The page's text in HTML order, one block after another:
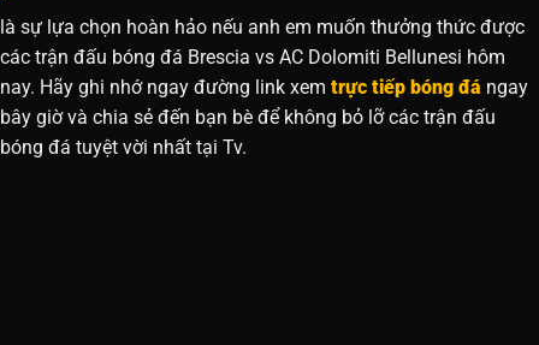
là sự lựa chọn hoàn hảo nếu anh em muốn thưởng thức được
các trận đấu bóng đá Brescia vs AC Dolomiti Bellunesi hôm
nay. Hãy ghi nhớ ngay đường link xem trực tiếp bóng đá ngay
bây giờ và chia sẻ đến bạn bè để không bỏ lỡ các trận đấu
bóng đá tuyệt vời nhất tại Tv.